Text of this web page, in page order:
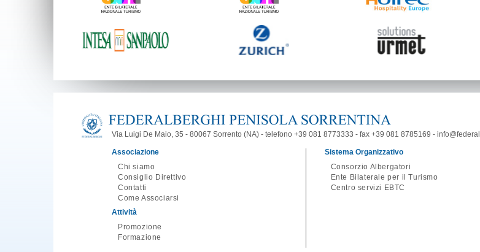
Via Luigi De Maio, 35 - 80067 Sorrento (NA) - telefono +39 081 8773333 - fax +39 081 8785169 -
Associazione
Chi siamo
Consiglio Direttivo
Contatti
Come Associarsi
Attività
Promozione
Formazione
Sistema Organizzativo
Consorzio Albergatori
Ente Bilaterale per il Turismo
Centro servizi EBTC